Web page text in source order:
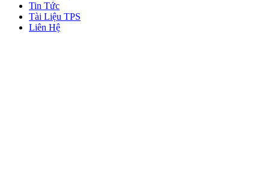
Tin Tức
Tài Liệu TPS
Liên Hệ